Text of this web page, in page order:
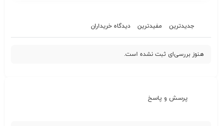
جدیدترین مفیدترین دیدگاه خریداران
هنوز بررسی‌ای ثبت نشده است.
پرسش و پاسخ